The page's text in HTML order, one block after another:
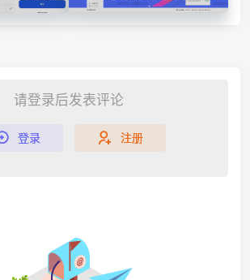
请登录后发表评论
登录 注册